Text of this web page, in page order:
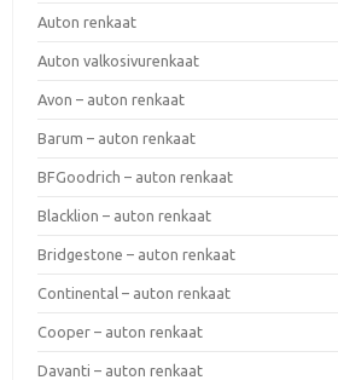
Auton renkaat
Auton valkosivurenkaat
Avon – auton renkaat
Barum – auton renkaat
BFGoodrich – auton renkaat
Blacklion – auton renkaat
Bridgestone – auton renkaat
Continental – auton renkaat
Cooper – auton renkaat
Davanti – auton renkaat